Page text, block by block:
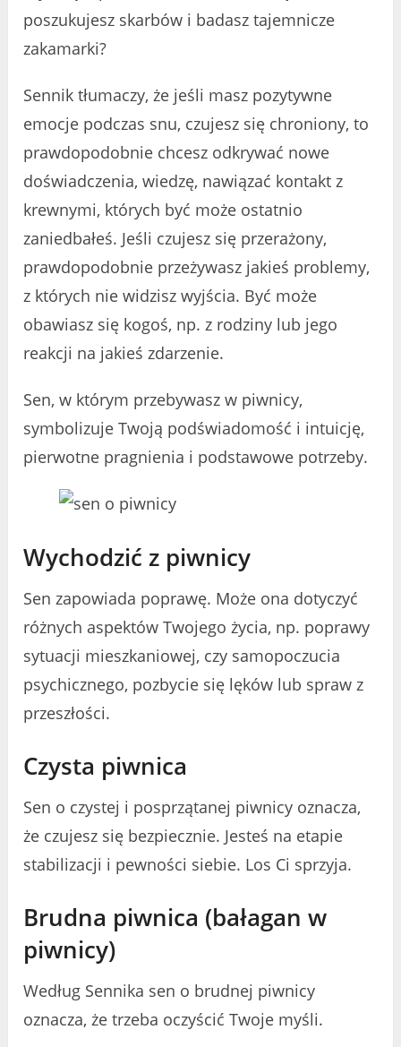
poszukujesz skarbów i badasz tajemnicze
zakamarki?
Sennik tłumaczy, że jeśli masz pozytywne
emocje podczas snu, czujesz się chroniony, to
prawdopodobnie chcesz odkrywać nowe
doświadczenia, wiedzę, nawiązać kontakt z
krewnymi, których być może ostatnio
zaniedbałeś. Jeśli czujesz się przerażony,
prawdopodobnie przeżywasz jakieś problemy,
z których nie widzisz wyjścia. Być może
obawiasz się kogoś, np. z rodziny lub jego
reakcji na jakieś zdarzenie.
Sen, w którym przebywasz w piwnicy,
symbolizuje Twoją podświadomość i intuicję,
pierwotne pragnienia i podstawowe potrzeby.
Wychodzić z piwnicy
Sen zapowiada poprawę. Może ona dotyczyć
różnych aspektów Twojego życia, np. poprawy
sytuacji mieszkaniowej, czy samopoczucia
psychicznego, pozbycie się lęków lub spraw z
przeszłości.
Czysta piwnica
Sen o czystej i posprzątanej piwnicy oznacza,
że ​​czujesz się bezpiecznie. Jesteś na etapie
stabilizacji i pewności siebie. Los Ci sprzyja.
Brudna piwnica (bałagan w
piwnicy)
Według Sennika sen o brudnej piwnicy
oznacza, że ​​trzeba oczyścić Twoje myśli.